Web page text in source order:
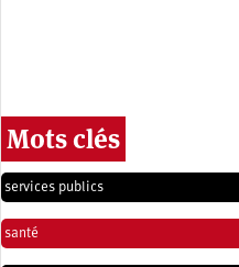
Mots clés
services publics
santé